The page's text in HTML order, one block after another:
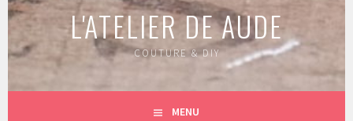
L'ATELIER DE AUDE
COUTURE & DIY
MENU